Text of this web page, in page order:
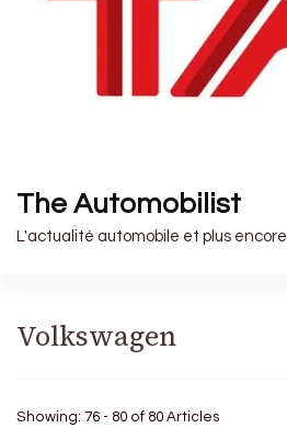
The Automobilist
L'actualité automobile et plus encore
Volkswagen
Showing: 76 - 80 of 80 Articles